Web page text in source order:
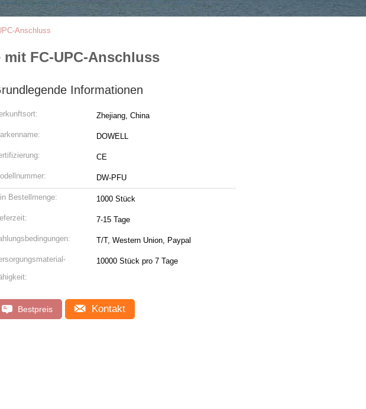
Anschluss
FC-UPC-Anschluss
Informationen
Zhejiang, China
DOWELL
CE
DW-PFU
Bestellmenge: 1000 Stück
7-15 Tage
T/T, Western Union, Paypal
10000 Stück pro 7 Tage
Bestpreis Kontakt